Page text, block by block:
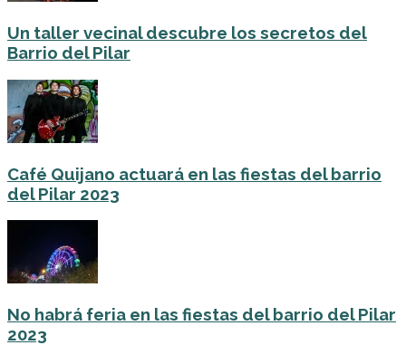
Un taller vecinal descubre los secretos del
Barrio del Pilar
Café Quijano actuará en las fiestas del barrio
del Pilar 2023
No habrá feria en las fiestas del barrio del Pilar
2023